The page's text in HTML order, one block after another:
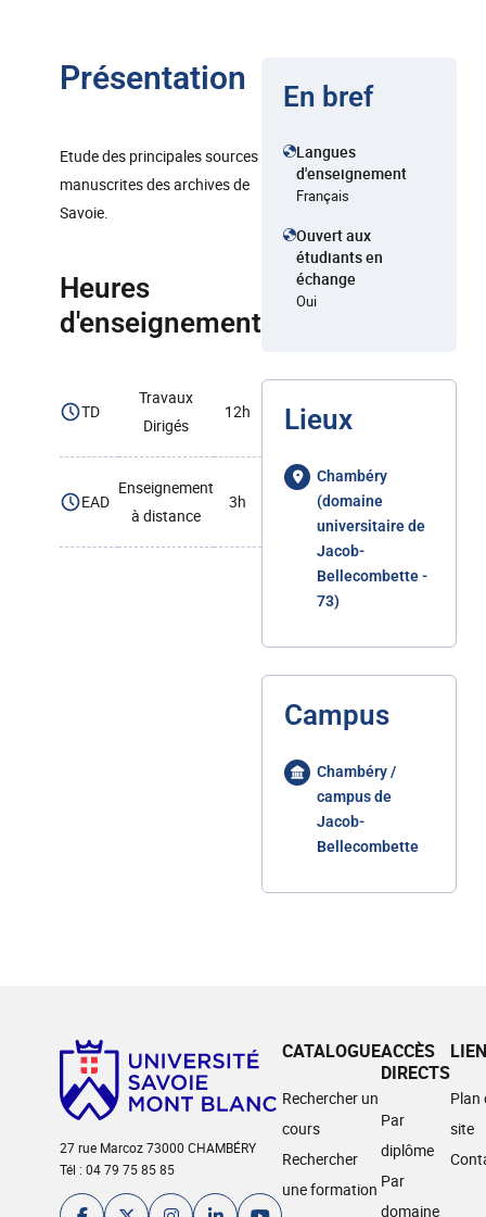
Présentation
Etude des principales sources
manuscrites des archives de
Savoie.
Heures
d'enseignement
TD
Travaux
Dirigés
12h
EAD
Enseignement
à distance
3h
En bref
Langues
d'enseignement
Français
Ouvert aux
étudiants en
échange
Oui
Lieux
Chambéry
(domaine
universitaire de
Jacob-
Bellecombette -
73)
Campus
Chambéry /
campus de
Jacob-
Bellecombette
27 rue Marcoz 73000 CHAMBÉRY
Tél : 04 79 75 85 85
CATALOGUE
Rechercher un
cours
Rechercher
une formation
ACCÈS
DIRECTS
Par
diplôme
Par
domaine
Plan
site